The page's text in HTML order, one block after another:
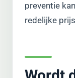
preventie
redelijke